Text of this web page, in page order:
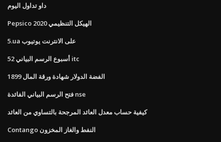
داو تداول اليوم
Pepsico الهيكل التنظيمي 2020
5.ua على الانترنت يوتيوب
52 أسبوع الرسم البياني itc
1899 الفضة الدولار شهادة ورقة المال
فتح الرسم البياني الفائدة nse
كيفية حساب معدل العائد المرجحة بالتساوي من العائد
Contango النفط والغاز المخزون